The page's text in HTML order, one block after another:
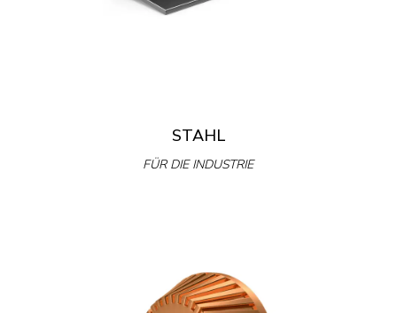
STAHL
FÜR DIE INDUSTRIE